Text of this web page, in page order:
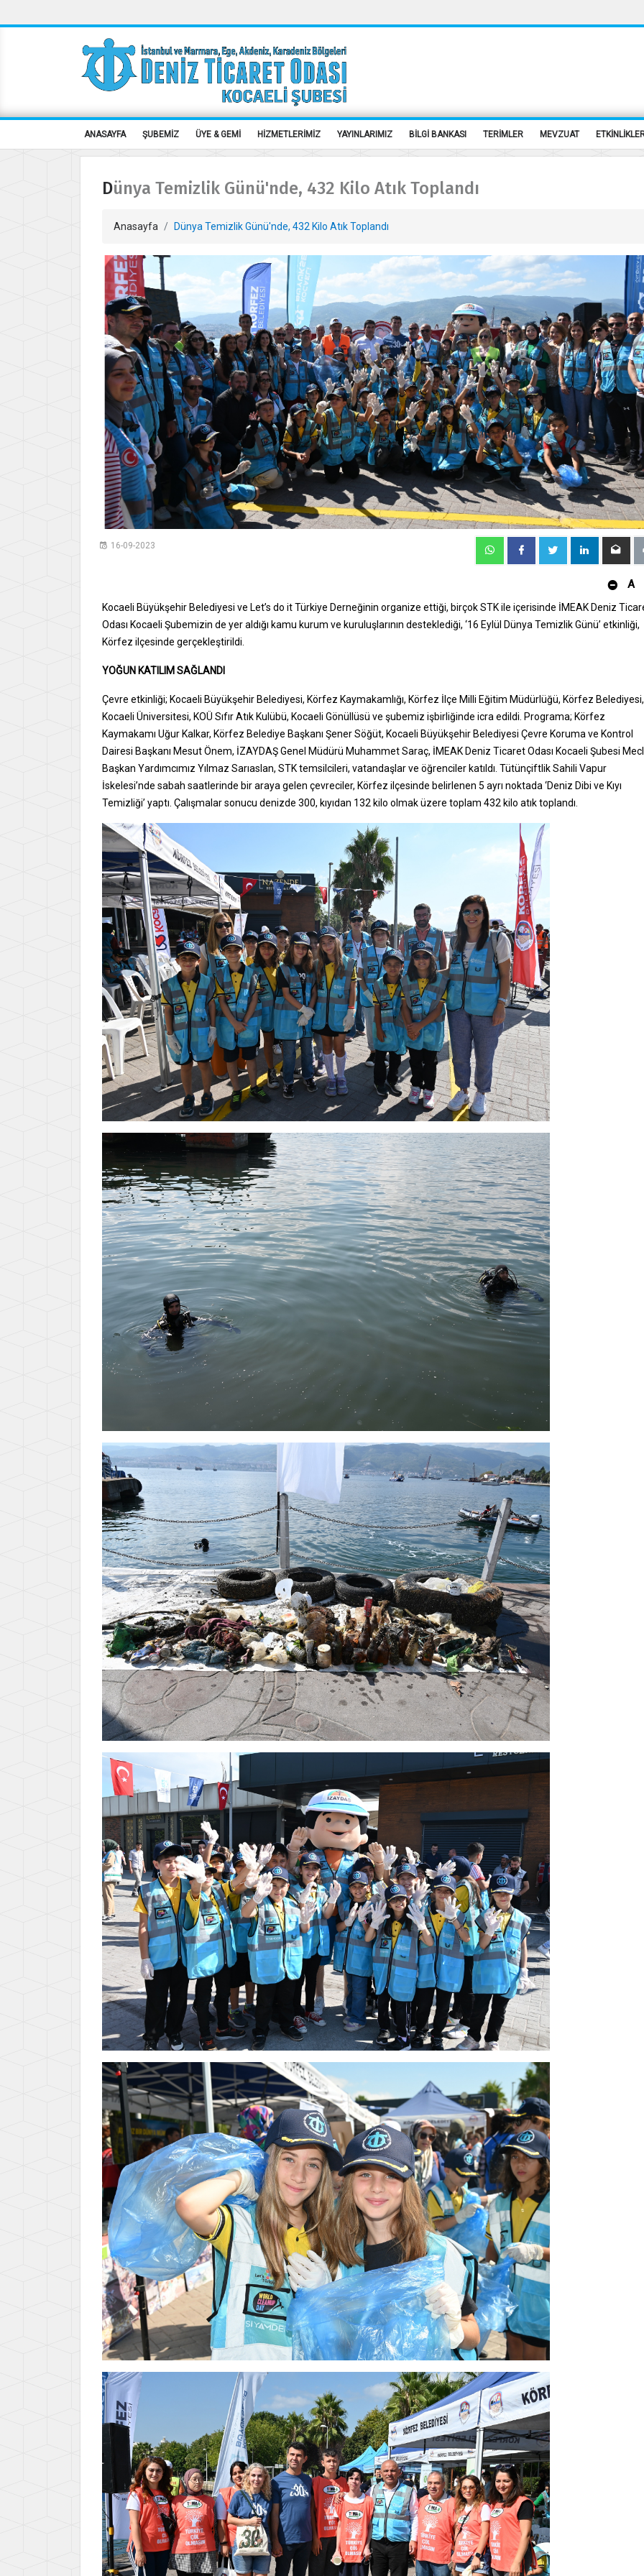
ANASAYFA ŞUBEMİZ ÜYE & GEMİ HİZMETLERİMİZ YAYINLARIMIZ BİLGİ BANKASI TERİMLER MEVZUAT
Dünya Temizlik Günü'nde, 432 Kilo Atık Toplandı
Anasayfa Dünya Temizlik Günü'nde, 432 Kilo Atık Toplandı
16-09-2023
A
Kocaeli Büyükşehir Belediyesi ve Let’s do it Türkiye Derneğinin organize ettiği, birçok STK ile içerisinde İMEAK Deniz
Odası Kocaeli Şubemizin de yer aldığı kamu kurum ve kuruluşlarının desteklediği, ‘16 Eylül Dünya Temizlik Günü’ etkinliği,
Körfez ilçesinde gerçekleştirildi.
YOĞUN KATILIM SAĞLANDI
Çevre etkinliği; Kocaeli Büyükşehir Belediyesi, Körfez Kaymakamlığı, Körfez İlçe Milli Eğitim Müdürlüğü, Körfez Belediyesi,
Kocaeli Üniversitesi, KOÜ Sıfır Atık Kulübü, Kocaeli Gönüllüsü ve şubemiz işbirliğinde icra edildi. Programa; Körfez
Kaymakamı Uğur Kalkar, Körfez Belediye Başkanı Şener Söğüt, Kocaeli Büyükşehir Belediyesi Çevre Koruma ve Kontrol
Dairesi Başkanı Mesut Önem, İZAYDAŞ Genel Müdürü Muhammet Saraç, İMEAK Deniz Ticaret Odası Kocaeli Şubesi
Başkan Yardımcımız Yılmaz Sarıaslan, STK temsilcileri, vatandaşlar ve öğrenciler katıldı. Tütünçiftlik Sahili Vapur
İskelesi’nde sabah saatlerinde bir araya gelen çevreciler, Körfez ilçesinde belirlenen 5 ayrı noktada ‘Deniz Dibi ve Kıyı
Temizliği’ yaptı. Çalışmalar sonucu denizde 300, kıyıdan 132 kilo olmak üzere toplam 432 kilo atık toplandı.